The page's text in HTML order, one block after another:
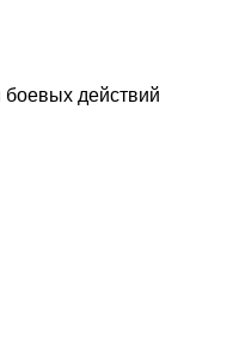
действий